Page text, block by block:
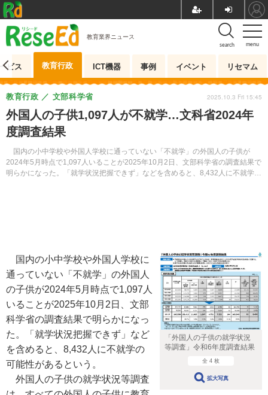
menu
search
教育業界ニュース
ビス 教育行政 ICT機器 事例 イベント リセマム
外国人の子供1,097人が不就学…文科省2024年
度調査結果
国内の小中学校や外国人学校に通っていない「不就学」の外国人の子供が
2024年5月時点で1,097人いることが2025年10月2日、文部科学省の調査結果で
明らかになった。「就学状況把握できず」などを含めると、8,432人に不就学の
教育行政 文部科学省 2025.10.3 Fri 15:45
「外国人の子供の就学状況
等調査」令和6年度調査結果
全 4 枚
拡大写真
国内の小中学校や外国人学校に
通っていない「不就学」の外国人
の子供が2024年5月時点で1,097人
いることが2025年10月2日、文部
科学省の調査結果で明らかになっ
た。「就学状況把握できず」など
を含めると、8,432人に不就学の
可能性があるという。
外国人の子供の就学状況等調査